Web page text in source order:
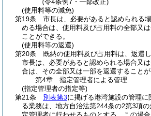
(使用料等の減免)
第19条
市長は、必要があると認められる
める場合は、使用料及び占用料の全部又
ことができる。
(使用料等の返還)
第20条
既納の使用料及び占用料は、返還し
市長は、必要があると認められる場合又
合は、その全部又は一部を返還することが
第4章
指定管理者による管理
(指定管理者の指定等)
第21条
別表第3に掲げる港湾施設の管理
る業務は、地方自治法第244条の2第3項
定管理者に行わせるものとする。
この場